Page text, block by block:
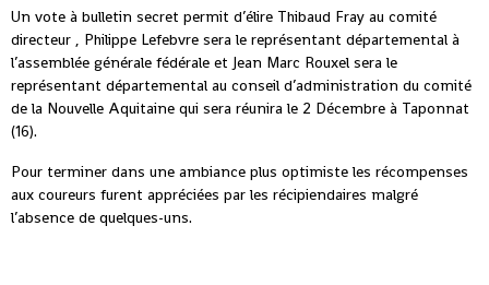
Un vote à bulletin secret permit d’élire Thibaud Fray au comité
directeur , Philippe Lefebvre sera le représentant départemental à
l’assemblée générale fédérale et Jean Marc Rouxel sera le
représentant départemental au conseil d’administration du comité
de la Nouvelle Aquitaine qui sera réunira le 2 Décembre à Taponnat
(16).
Pour terminer dans une ambiance plus optimiste les récompenses
aux coureurs furent appréciées par les récipiendaires malgré
l’absence de quelques-uns.